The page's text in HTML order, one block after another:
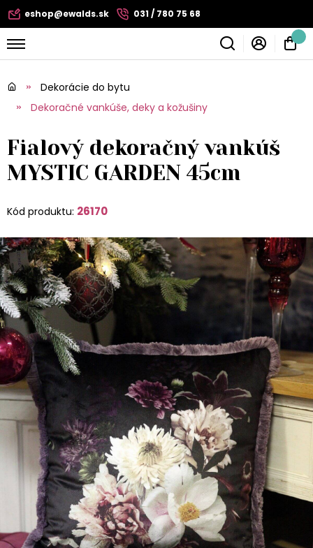
eshop@ewalds.sk 031 / 780 75 68
Dekorácie do bytu
Dekoračné vankúše, deky a kožušiny
Fialový dekoračný vankúš
MYSTIC GARDEN 45cm
Kód produktu: 26170